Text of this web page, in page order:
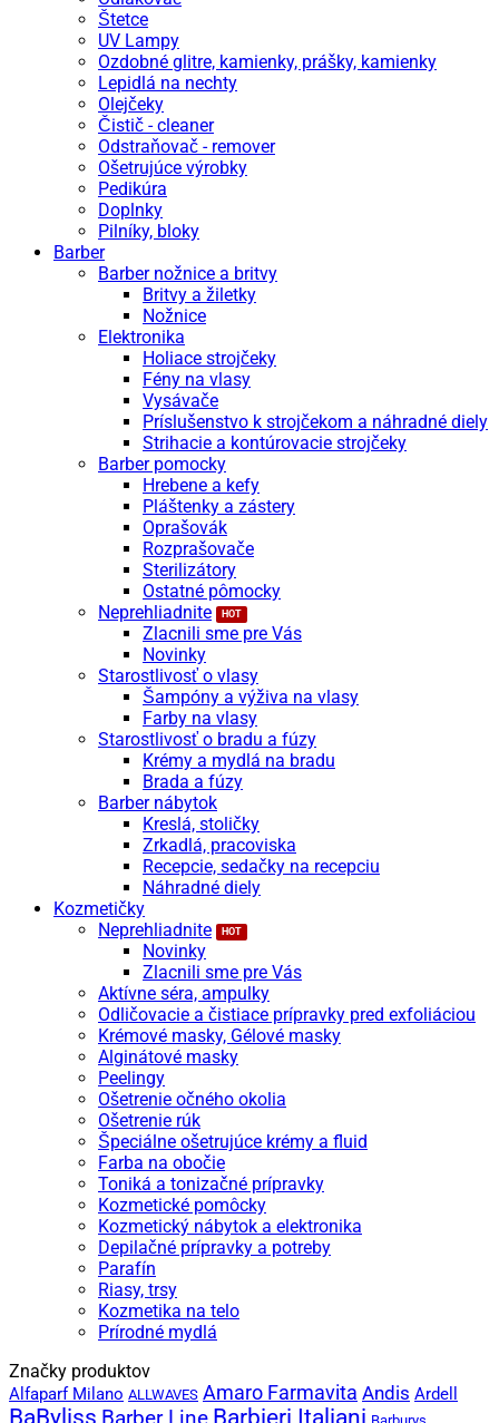
Štetce
UV Lampy
Ozdobné glitre, kamienky, prášky, kamienky
Lepidlá na nechty
Olejčeky
Čistič - cleaner
Odstraňovač - remover
Ošetrujúce výrobky
Pedikúra
Doplnky
Pilníky, bloky
Barber
Barber nožnice a britvy
Britvy a žiletky
Nožnice
Elektronika
Holiace strojčeky
Fény na vlasy
Vysávače
Príslušenstvo k strojčekom a náhradné diely
Strihacie a kontúrovacie strojčeky
Barber pomocky
Hrebene a kefy
Pláštenky a zástery
Oprašovák
Rozprašovače
Sterilizátory
Ostatné pômocky
Neprehliadnite
Zlacnili sme pre Vás
Novinky
Starostlivosť o vlasy
Šampóny a výživa na vlasy
Farby na vlasy
Starostlivosť o bradu a fúzy
Krémy a mydlá na bradu
Brada a fúzy
Barber nábytok
Kreslá, stoličky
Zrkadlá, pracoviska
Recepcie, sedačky na recepciu
Náhradné diely
Kozmetičky
Neprehliadnite
Novinky
Zlacnili sme pre Vás
Aktívne séra, ampulky
Odličovacie a čistiace prípravky pred exfoliáciou
Krémové masky, Gélové masky
Alginátové masky
Peelingy
Ošetrenie očného okolia
Ošetrenie rúk
Špeciálne ošetrujúce krémy a fluid
Farba na obočie
Toniká a tonizačné prípravky
Kozmetické pomôcky
Kozmetický nábytok a elektronika
Depilačné prípravky a potreby
Parafín
Riasy, trsy
Kozmetika na telo
Prírodné mydlá
Značky produktov
Alfaparf Milano ALLWAVES Amaro Farmavita Andis Ardell